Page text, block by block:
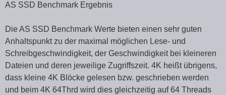
AS SSD Benchmark Ergebnis
Die AS SSD Benchmark Werte bieten einen sehr guten
Anhaltspunkt zu der maximal möglichen Lese- und
Schreibgeschwindigkeit, der Geschwindigkeit bei kleineren
Dateien und deren jeweilige Zugriffszeit. 4K heißt übrigens,
dass kleine 4K Blöcke gelesen bzw. geschrieben werden
und beim 4K 64Thrd wird dies gleichzeitig auf 64 Threads